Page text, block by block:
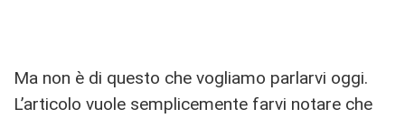
Ma non è di questo che vogliamo parlarvi oggi.
L’articolo vuole semplicemente farvi notare che